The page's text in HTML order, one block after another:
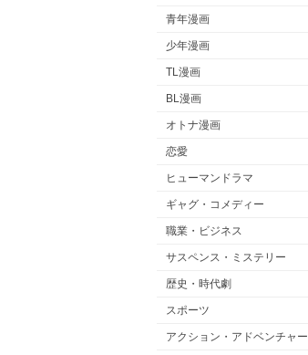
青年漫画
少年漫画
TL漫画
BL漫画
オトナ漫画
恋愛
ヒューマンドラマ
ギャグ・コメディー
職業・ビジネス
サスペンス・ミステリー
歴史・時代劇
スポーツ
アクション・アドベンチャー